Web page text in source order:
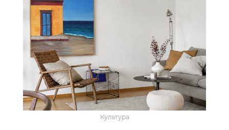
Культура